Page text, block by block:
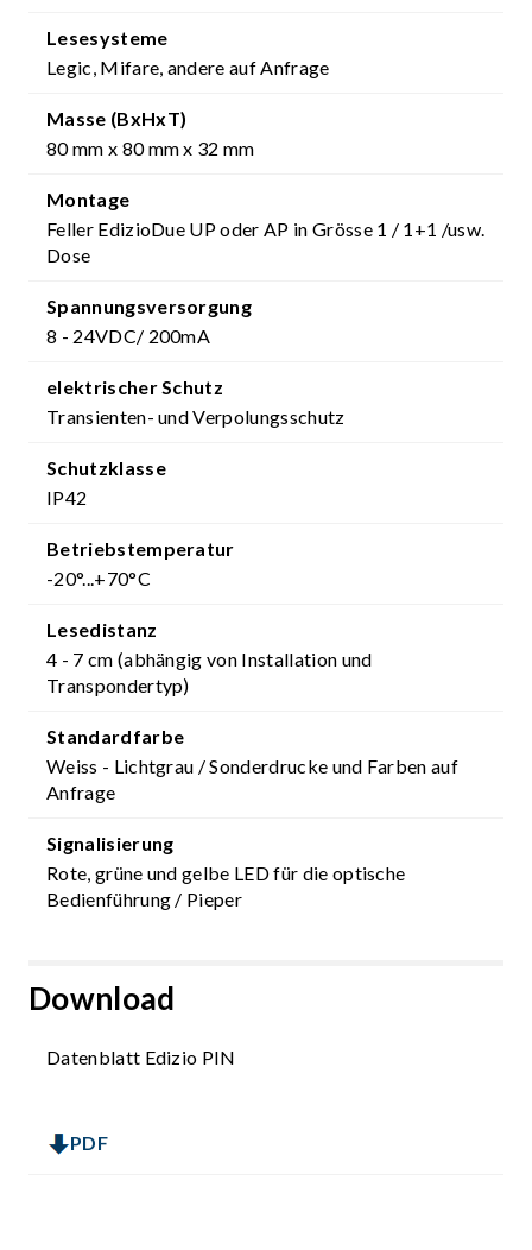
Lesesysteme
Legic, Mifare, andere auf Anfrage
Masse (BxHxT)
80 mm x 80 mm x 32 mm
Montage
Feller EdizioDue UP oder AP in Grösse 1 / 1+1 /usw.
Dose
Spannungsversorgung
8 - 24VDC/ 200mA
elektrischer Schutz
Transienten- und Verpolungsschutz
Schutzklasse
IP42
Betriebstemperatur
-20°...+70°C
Lesedistanz
4 - 7 cm (abhängig von Installation und
Transpondertyp)
Standardfarbe
Weiss - Lichtgrau / Sonderdrucke und Farben auf
Anfrage
Signalisierung
Rote, grüne und gelbe LED für die optische
Bedienführung / Pieper
Download
Datenblatt Edizio PIN
PDF